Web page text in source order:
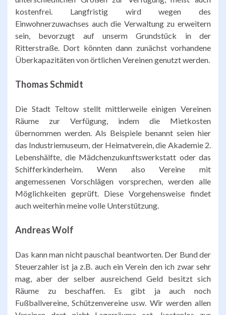
kostenfrei. Langfristig wird wegen des
Einwohnerzuwachses auch die Verwaltung zu erweitern
sein, bevorzugt auf unserm Grundstück in der
Ritterstraße. Dort könnten dann zunächst vorhandene
Überkapazitäten von örtlichen Vereinen genutzt werden.
Thomas Schmidt
Die Stadt Teltow stellt mittlerweile einigen Vereinen
Räume zur Verfügung, indem die Mietkosten
übernommen werden. Als Beispiele benannt seien hier
das Industriemuseum, der Heimatverein, die Akademie 2.
Lebenshälfte, die Mädchenzukunftswerkstatt oder das
Schifferkinderheim. Wenn also Vereine mit
angemessenen Vorschlägen vorsprechen, werden alle
Möglichkeiten geprüft. Diese Vorgehensweise findet
auch weiterhin meine volle Unterstützung.
Andreas Wolf
Das kann man nicht pauschal beantworten. Der Bund der
Steuerzahler ist ja z.B. auch ein Verein den ich zwar sehr
mag, aber der selber ausreichend Geld besitzt sich
Räume zu beschaffen. Es gibt ja auch noch
Fußballvereine, Schützenvereine usw. Wir werden allen